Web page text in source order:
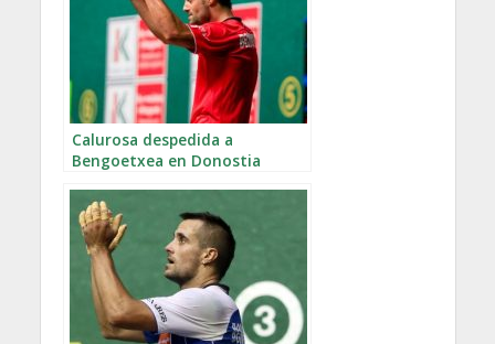
Calurosa despedida a
Bengoetxea en Donostia